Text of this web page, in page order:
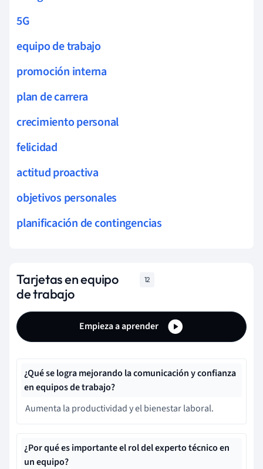
5G
equipo de trabajo
promoción interna
plan de carrera
crecimiento personal
felicidad
actitud proactiva
objetivos personales
planificación de contingencias
Tarjetas en equipo
de trabajo
12
Empieza a aprender
¿Qué se logra mejorando la comunicación y confianza
en equipos de trabajo?
Aumenta la productividad y el bienestar laboral.
¿Por qué es importante el rol del experto técnico en
un equipo?